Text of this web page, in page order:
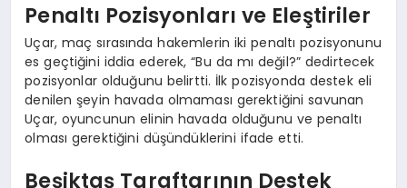
Penaltı Pozisyonları ve Eleştiriler
Uçar, maç sırasında hakemlerin iki penaltı pozisyonunu
es geçtiğini iddia ederek, “Bu da mı değil?” dedirtecek
pozisyonlar olduğunu belirtti. İlk pozisyonda destek eli
denilen şeyin havada olmaması gerektiğini savunan
Uçar, oyuncunun elinin havada olduğunu ve penaltı
olması gerektiğini düşündüklerini ifade etti.
Beşiktaş Taraftarının Destek